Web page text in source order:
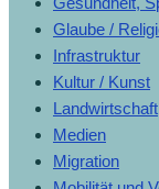
Glaube /
Infrastruktur
Kultur / Kunst
Landwirtschaft
Medien
Migration